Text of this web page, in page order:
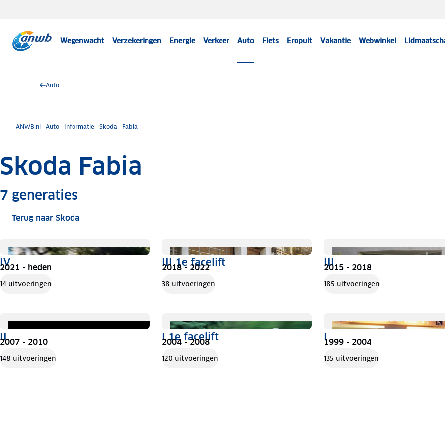
Wegenwacht Verzekeringen Energie Verkeer Auto Fiets Eropuit Vakantie Webwinkel
Auto
ANWB.nl Auto Informatie Skoda Fabia
Skoda Fabia
7 generaties
Terug naar Skoda
IV
2021 - heden
14 uitvoeringen
III 1e facelift
2018 - 2022
38 uitvoeringen
III
2015 - 2018
185 uitvoeringen
II
2007 - 2010
148 uitvoeringen
I 1e facelift
2004 - 2008
120 uitvoeringen
I
1999 - 2004
135 uitvoeringen